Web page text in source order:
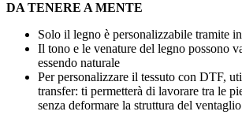
DA TENERE A MENTE
Solo il legno è personalizzabile tramite
Il tono e le venature del legno possono
essendo naturale
Per personalizzare il tessuto con DTF,
transfer: ti permetterà di lavorare tra le
senza deformare la struttura del ventaglio